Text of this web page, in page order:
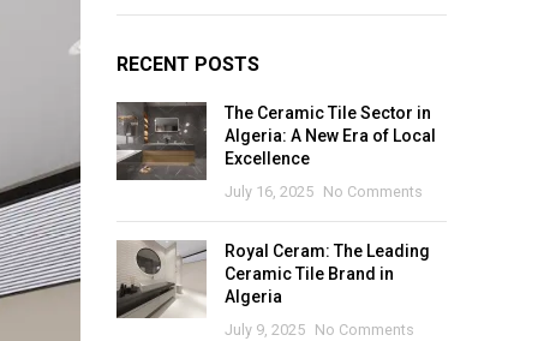
RECENT POSTS
The Ceramic Tile Sector in
Algeria: A New Era of Local
Excellence
July 16, 2025 No Comments
Royal Ceram: The Leading
Ceramic Tile Brand in
Algeria
July 9, 2025 No Comments